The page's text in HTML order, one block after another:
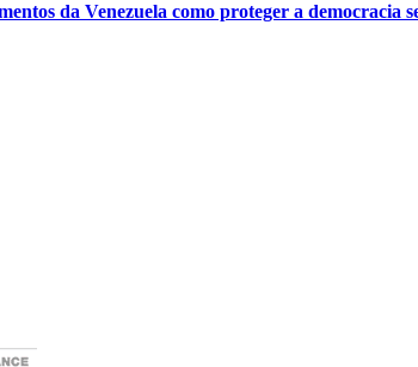
da Venezuela como proteger a democracia